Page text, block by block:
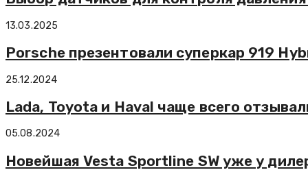
13.03.2025
Porsche презентовали суперкар 919
25.12.2024
Lada, Toyota и Haval чаще всего
05.08.2024
Новейшая Vesta Sportline SW уже у